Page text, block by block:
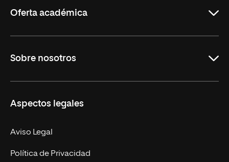
Oferta académica
Másteres Oficiales
Doctorados
Experto Universitario
Postgrados
Sobre nosotros
Facultades
Nuestro Equipo
Trabaja en UNIR
Aspectos legales
Aviso Legal
Política de Privacidad